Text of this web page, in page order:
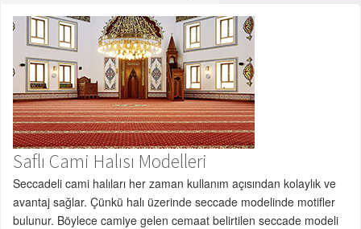
Saflı Cami Halısı Modelleri
Seccadeli cami halıları her zaman kullanım açısından kolaylık ve
avantaj sağlar. Çünkü halı üzerinde seccade modelinde motifler
bulunur. Böylece camiye gelen cemaat belirtilen seccade modeli